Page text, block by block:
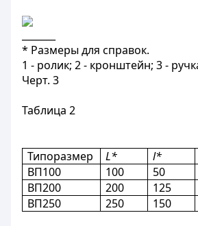
* Размеры для справок.
1 - ролик; 2 - кронштейн; 3 -
Черт. 3
Таблица 2
Типоразмер L* l*
ВП100
100 50
ВП200
200 125
ВП250
250 150